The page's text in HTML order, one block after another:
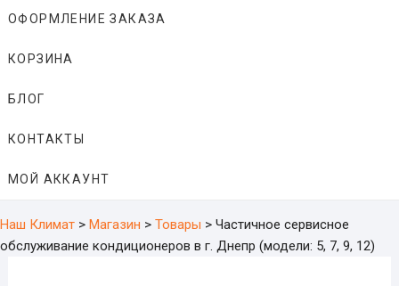
ОФОРМЛЕНИЕ ЗАКАЗА
КОРЗИНА
БЛОГ
КОНТАКТЫ
МОЙ АККАУНТ
Наш Климат > Магазин > Товары > Частичное сервисное
обслуживание кондиционеров в г. Днепр (модели: 5, 7, 9, 12)